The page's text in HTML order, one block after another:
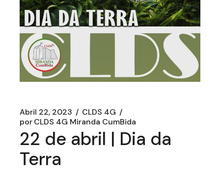
Abril 22, 2023
CLDS 4G
porCLDS 4G Miranda CumBida
22 de abril | Dia da
Terra